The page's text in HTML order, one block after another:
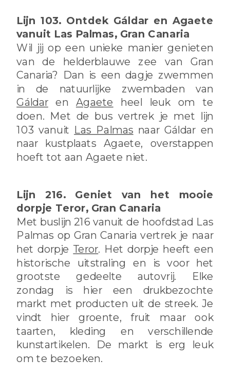
Lijn 103. Ontdek Gáldar en Agaete
vanuit Las Palmas, Gran Canaria
Wil jij op een unieke manier genieten
van de helderblauwe zee van Gran
Canaria? Dan is een dagje zwemmen
in de natuurlijke zwembaden van
Gáldaren Agaete heel leuk om te
doen. Met de bus vertrek je met lijn
103 vanuit Las Palmas naar Gáldar en
naar kustplaats Agaete, overstappen
hoeft tot aan Agaete niet.
Lijn 216. Geniet van het mooie
dorpje Teror, Gran Canaria
Met buslijn 216 vanuit de hoofdstad Las
Palmas op Gran Canaria vertrek je naar
het dorpje Teror. Het dorpje heeft een
historische uitstraling en is voor het
grootste gedeelte autovrij. Elke
zondag is hier een drukbezochte
markt met producten uit de streek. Je
vindt hier groente, fruit maar ook
taarten, kleding en verschillende
kunstartikelen. De markt is erg leuk
om te bezoeken.